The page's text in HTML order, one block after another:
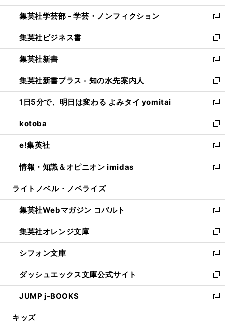
開
く
ウ
で
開
く
ン
ド
ウ
で
開
く
ウ
ィ
ン
ド
ウ
で
開
く
集英社学芸部 - 学芸・ノンフィクション
新
し
い
ウ
ィ
ン
ド
ウ
で
開
く
集英社ビジネス書
新
し
い
ウ
ィ
ン
ド
ウ
で
開
く
集英社新書
新
し
い
ウ
ィ
ン
ド
ウ
で
開
く
集英社新書プラス - 知の水先案内人
新
し
い
ウ
ィ
ン
ド
ウ
で
開
1日5分で、明日は変わる よみタイ yomitai
新
し
い
ウ
ィ
ン
ド
ウ
開
く
kotoba
新
し
い
ウ
ィ
ン
ウ
で
開
く
e!集英社
新
し
い
ウ
ン
ド
ウ
で
開
く
情報・知識＆オピニオン imidas
新
し
ウ
ィ
ン
ド
ウ
で
開
く
ライトノベル・ノベライズ
集英社Webマガジン コバルト
新
し
い
ウ
ィ
ン
ド
ウ
で
開
集英社オレンジ文庫
新
し
い
ウ
ィ
ン
ド
ウ
シフォン文庫
新
し
い
ウ
ィ
ン
ダッシュエックス文庫公式サイト
新
し
い
ウ
JUMP j-BOOKS
新
し
キッズ